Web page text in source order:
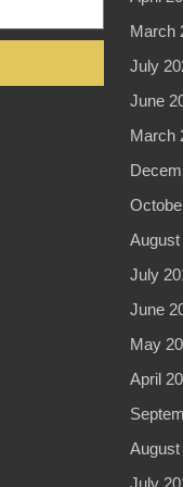
March
July
June
March
August
July
June
May
April
August